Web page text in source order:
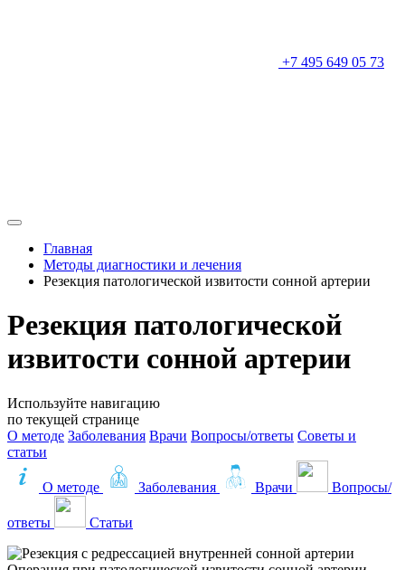
+7 495 649 05 73
Главная
Методы диагностики и лечения
Резекция патологической извитости сонной артерии
Резекция патологической
извитости сонной артерии
Используйте навигацию
по текущей странице
О методе Заболевания Врачи Вопросы/ответы Советы и
статьи
О методе Заболевания Врачи Вопросы/
ответы Статьи